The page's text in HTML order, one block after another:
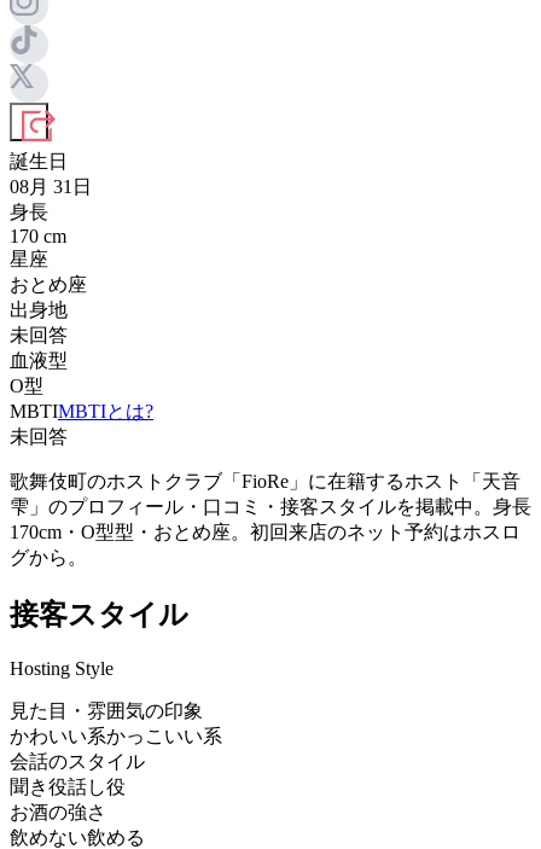
誕生日
08月 31日
身長
170 cm
星座
おとめ座
出身地
未回答
血液型
O型
MBTIMBTIとは?
未回答
歌舞伎町のホストクラブ「FioRe」に在籍するホスト「天音
雫」のプロフィール・口コミ・接客スタイルを掲載中。身長
170cm・O型型・おとめ座。初回来店のネット予約はホスロ
グから。
接客スタイル
Hosting Style
見た目・雰囲気の印象
かわいい系かっこいい系
会話のスタイル
聞き役話し役
お酒の強さ
飲めない飲める